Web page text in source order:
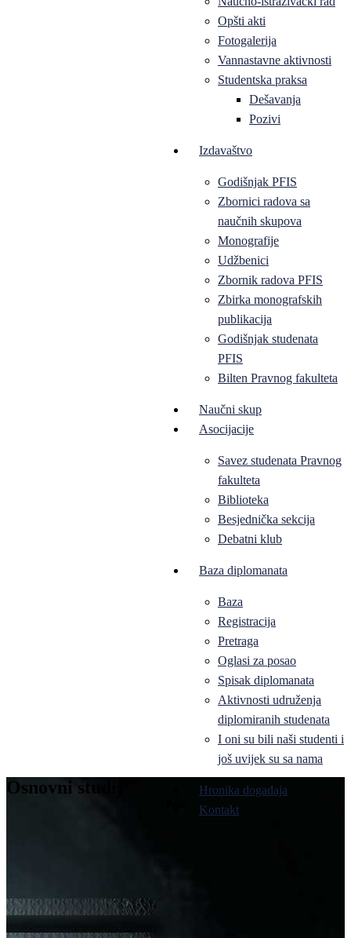
Opšti akti
Fotogalerija
Vannastavne aktivnosti
Studentska praksa
Dešavanja
Pozivi
Izdavaštvo
Godišnjak PFIS
Zbornici radova sa
naučnih skupova
Monografije
Udžbenici
Zbornik radova PFIS
Zbirka monografskih
publikacija
Godišnjak studenata
PFIS
Bilten Pravnog fakulteta
Naučni skup
Asocijacije
Savez studenata Pravnog
fakulteta
Biblioteka
Besjednička sekcija
Debatni klub
Baza diplomanata
Baza
Registracija
Pretraga
Oglasi za posao
Spisak diplomanata
Aktivnosti udruženja
diplomiranih studenata
I oni su bili naši studenti i
još uvijek su sa nama
Hronika događaja
Kontakt
Osnovni studij